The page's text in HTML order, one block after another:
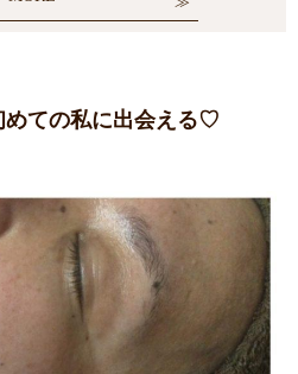
めての私に出会える♡